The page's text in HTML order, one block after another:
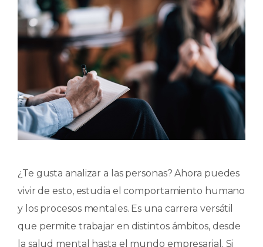
¿Te gusta analizar a las personas? Ahora puedes
vivir de esto, estudia el comportamiento humano
y los procesos mentales. Es una carrera versátil
que permite trabajar en distintos ámbitos, desde
la salud mental hasta el mundo empresarial. Si